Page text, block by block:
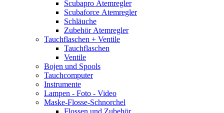
Scubapro Atemregler
Scubaforce Atemregler
Schläuche
Zubehör Atemregler
Tauchflaschen + Ventile
Tauchflaschen
Ventile
Bojen und Spools
Tauchcomputer
Instrumente
Lampen - Foto - Video
Maske-Flosse-Schnorchel